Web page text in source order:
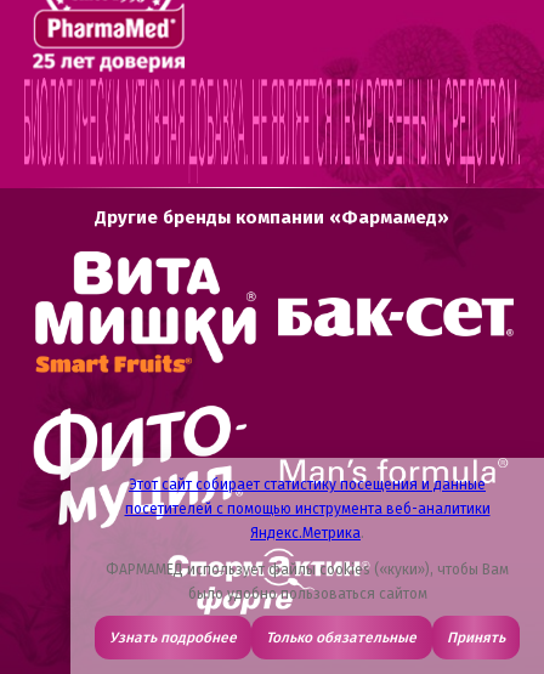
Этот сайт собирает статистику посещения и данные
посетителей с помощью инструмента веб-аналитики
Яндекс.Метрика.
ФАРМАМЕД использует файлы cookies («куки»), чтобы Вам
было удобно пользоваться сайтом
Узнать подробнее Только обязательные Принять
Другие бренды компании «Фармамед»